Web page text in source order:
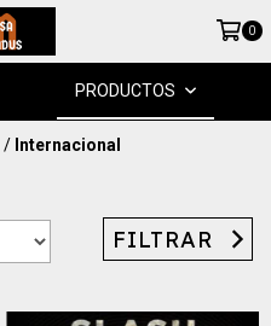
0
PRODUCTOS
/ Internacional
FILTRAR